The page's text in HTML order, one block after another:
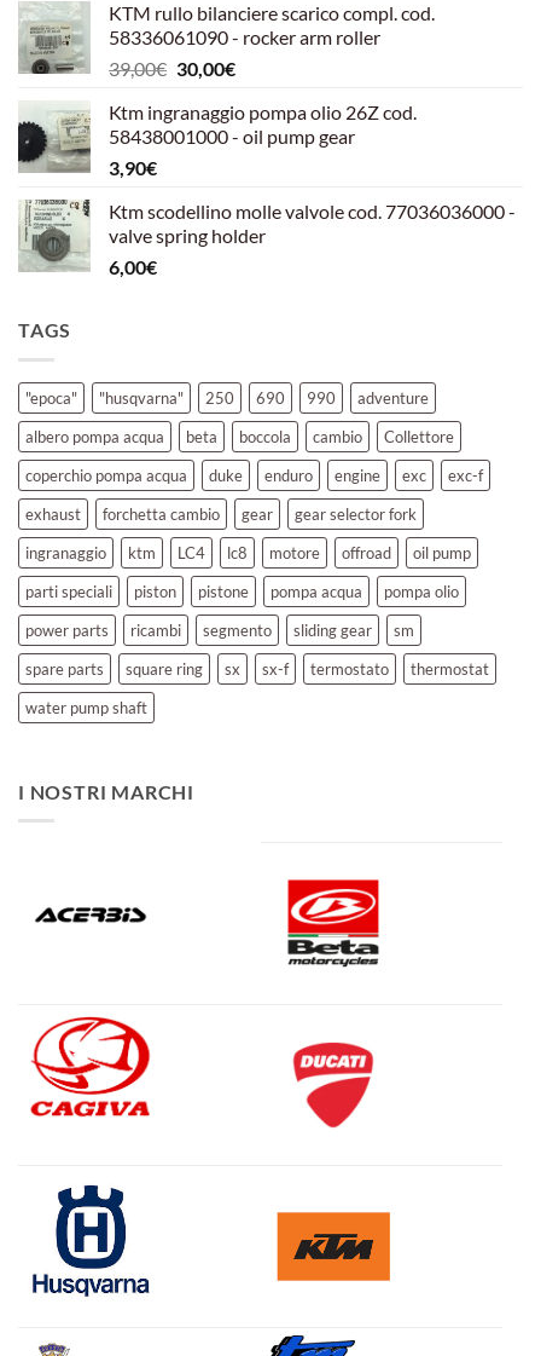
originale
era:
39,00€.
attuale
è:
30,00€.
KTM rullo bilanciere scarico compl. cod.
58336061090 - rocker arm roller
39,00€ Il
originale
era:
30,00€Il
attuale
è:
Ktm ingranaggio pompa olio 26Z cod.
58438001000 - oil pump gear
3,90€
Ktm scodellino molle valvole cod. 77036036000 -
valve spring holder
6,00€
TAGS
"epoca" "husqvarna" 250 690 990
adventure
albero pompa acqua
beta boccola cambio
Collettore
coperchio pompa acqua
duke enduro engine exc
exc-f
exhaust
forchetta cambio gear
gear selector fork
ingranaggio
ktm LC4 lc8 motore offroad
oil pump
parti speciali
piston pistone pompa acqua
pompa olio
power parts
ricambi segmento sliding gear
sm
spare parts
square ring sx sx-f termostato
thermostat
water pump shaft
I NOSTRI MARCHI